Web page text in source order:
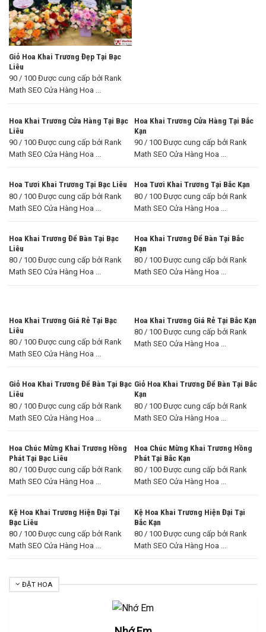
Giỏ Hoa Khai Trương Đẹp Tại Bạc
Liêu
90 / 100 Được cung cấp bởi Rank
Math SEO Cửa Hàng Hoa ...
Hoa Khai Trương Cửa Hàng Tại Bạc
Liêu
90 / 100 Được cung cấp bởi Rank
Math SEO Cửa Hàng Hoa ...
Hoa Khai Trương Cửa Hàng Tại Bắc
Kạn
90 / 100 Được cung cấp bởi Rank
Math SEO Cửa Hàng Hoa ...
Hoa Tươi Khai Trương Tại Bạc Liêu
80 / 100 Được cung cấp bởi Rank
Math SEO Cửa Hàng Hoa ...
Hoa Tươi Khai Trương Tại Bắc Kạn
80 / 100 Được cung cấp bởi Rank
Math SEO Cửa Hàng Hoa ...
Hoa Khai Trương Để Bàn Tại Bạc
Liêu
80 / 100 Được cung cấp bởi Rank
Math SEO Cửa Hàng Hoa ...
Hoa Khai Trương Để Bàn Tại Bắc
Kạn
80 / 100 Được cung cấp bởi Rank
Math SEO Cửa Hàng Hoa ...
Hoa Khai Trương Giá Rẻ Tại Bạc
Liêu
80 / 100 Được cung cấp bởi Rank
Math SEO Cửa Hàng Hoa ...
Hoa Khai Trương Giá Rẻ Tại Bắc Kạn
80 / 100 Được cung cấp bởi Rank
Math SEO Cửa Hàng Hoa ...
Giỏ Hoa Khai Trương Để Bàn Tại Bạc
Liêu
80 / 100 Được cung cấp bởi Rank
Math SEO Cửa Hàng Hoa ...
Giỏ Hoa Khai Trương Để Bàn Tại Bắc
Kạn
80 / 100 Được cung cấp bởi Rank
Math SEO Cửa Hàng Hoa ...
Hoa Chúc Mừng Khai Trương Hồng
Phát Tại Bạc Liêu
80 / 100 Được cung cấp bởi Rank
Math SEO Cửa Hàng Hoa ...
Hoa Chúc Mừng Khai Trương Hồng
Phát Tại Bắc Kạn
80 / 100 Được cung cấp bởi Rank
Math SEO Cửa Hàng Hoa ...
Kệ Hoa Khai Trương Hiện Đại Tại
Bạc Liêu
80 / 100 Được cung cấp bởi Rank
Math SEO Cửa Hàng Hoa ...
Kệ Hoa Khai Trương Hiện Đại Tại
Bắc Kạn
80 / 100 Được cung cấp bởi Rank
Math SEO Cửa Hàng Hoa ...
ĐẶT HOA